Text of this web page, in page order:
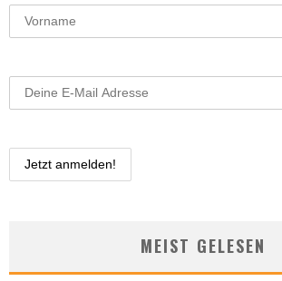
MEIST GELESEN